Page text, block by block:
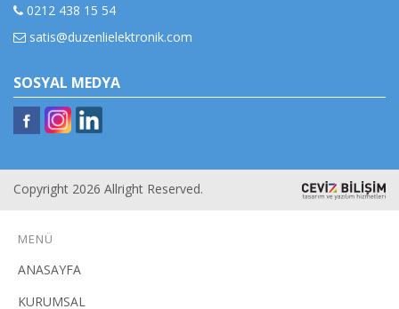
0212 438 15 54
satis@duzenlielektronik.com
SOSYAL MEDYA
Copyright 2026 Allright Reserved.
MENÜ
ANASAYFA
KURUMSAL